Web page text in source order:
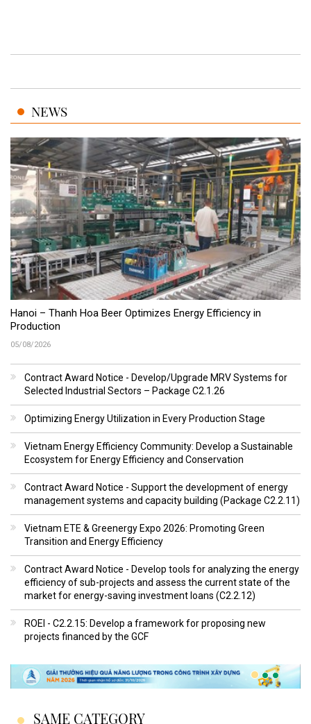
NEWS
Hanoi – Thanh Hoa Beer Optimizes Energy Efficiency in
Production
05/08/2026
Contract Award Notice - Develop/Upgrade MRV Systems for
Selected Industrial Sectors – Package C2.1.26
Optimizing Energy Utilization in Every Production Stage
Vietnam Energy Efficiency Community: Develop a Sustainable
Ecosystem for Energy Efficiency and Conservation
Contract Award Notice - Support the development of energy
management systems and capacity building (Package C2.2.11)
Vietnam ETE & Greenergy Expo 2026: Promoting Green
Transition and Energy Efficiency
Contract Award Notice - Develop tools for analyzing the energy
efficiency of sub-projects and assess the current state of the
market for energy-saving investment loans (C2.2.12)
ROEI - C2.2.15: Develop a framework for proposing new
projects financed by the GCF
SAME CATEGORY